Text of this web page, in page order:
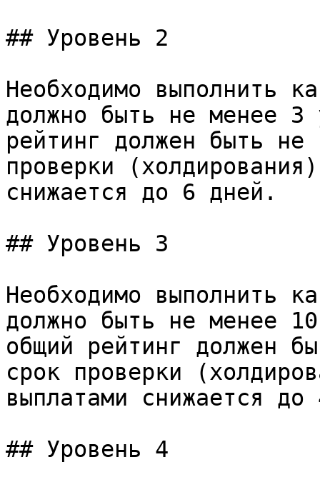
## Уровень 2
Необходимо выполнить
должно быть не менее 3
рейтинг должен быть
проверки
снижается до 6 дней.
## Уровень 3
Необходимо выполнить
должно быть не менее
общий рейтинг должен
срок проверки
выплатами снижается
## Уровень 4